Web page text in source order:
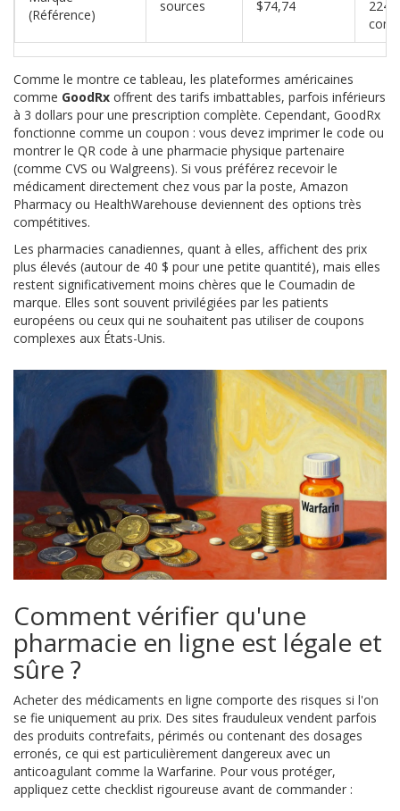
(Référence)
sources $74,74
224
Comme le montre ce tableau, les plateformes américaines
comme GoodRx offrent des tarifs imbattables, parfois inférieurs
à 3 dollars pour une prescription complète. Cependant, GoodRx
fonctionne comme un coupon : vous devez imprimer le code ou
montrer le QR code à une pharmacie physique partenaire
(comme CVS ou Walgreens). Si vous préférez recevoir le
médicament directement chez vous par la poste, Amazon
Pharmacy ou HealthWarehouse deviennent des options très
compétitives.
Les pharmacies canadiennes, quant à elles, affichent des prix
plus élevés (autour de 40 $ pour une petite quantité), mais elles
restent significativement moins chères que le Coumadin de
marque. Elles sont souvent privilégiées par les patients
européens ou ceux qui ne souhaitent pas utiliser de coupons
complexes aux États-Unis.
Comment vérifier qu'une
pharmacie en ligne est légale et
sûre ?
Acheter des médicaments en ligne comporte des risques si l'on
se fie uniquement au prix. Des sites frauduleux vendent parfois
des produits contrefaits, périmés ou contenant des dosages
erronés, ce qui est particulièrement dangereux avec un
anticoagulant comme la Warfarine. Pour vous protéger,
appliquez cette checklist rigoureuse avant de commander :